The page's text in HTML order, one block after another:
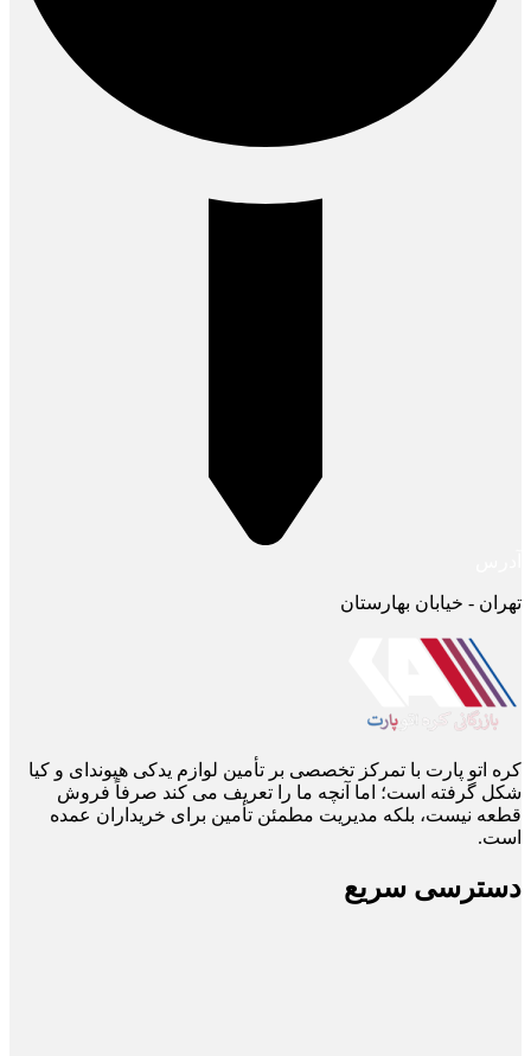
تهران - خیابان بهارستان
کره اتو پارت با تمرکز تخصصی بر تأمین لوازم یدکی هیوندای و کیا
شکل گرفته است؛ اما آنچه ما را تعریف می ‌کند صرفاً فروش
قطعه نیست، بلکه مدیریت مطمئن تأمین برای خریداران عمده
است.
دسترسی سریع